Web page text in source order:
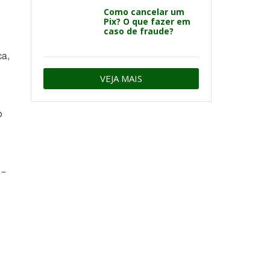
Como cancelar um
Pix? O que fazer em
caso de fraude?
VEJA MAIS